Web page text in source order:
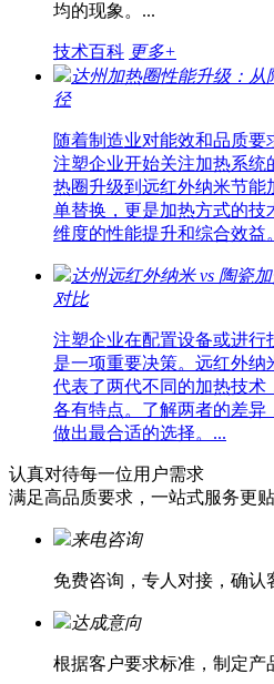
均的现象。...
技术百科 更多+
达州加热圈性能升级：
径
随着制造业对能效和品质
注塑企业开始关注加热系统
热圈升级到远红外纳米节
单替换，更是加热方式的技
维度的性能提升和综合效益
达州远红外纳米 vs 陶瓷
对比
注塑企业在配置设备或进行
是一项重要决策。远红外纳
代表了两代不同的加热技术
各有特点。了解两者的差
做出最合适的选择。...
认真对待每一位用户需求
满足高品质要求，一站式服务更
来电咨询
免费咨询，专人对接，确认
达成意向
根据客户要求标准，制定产